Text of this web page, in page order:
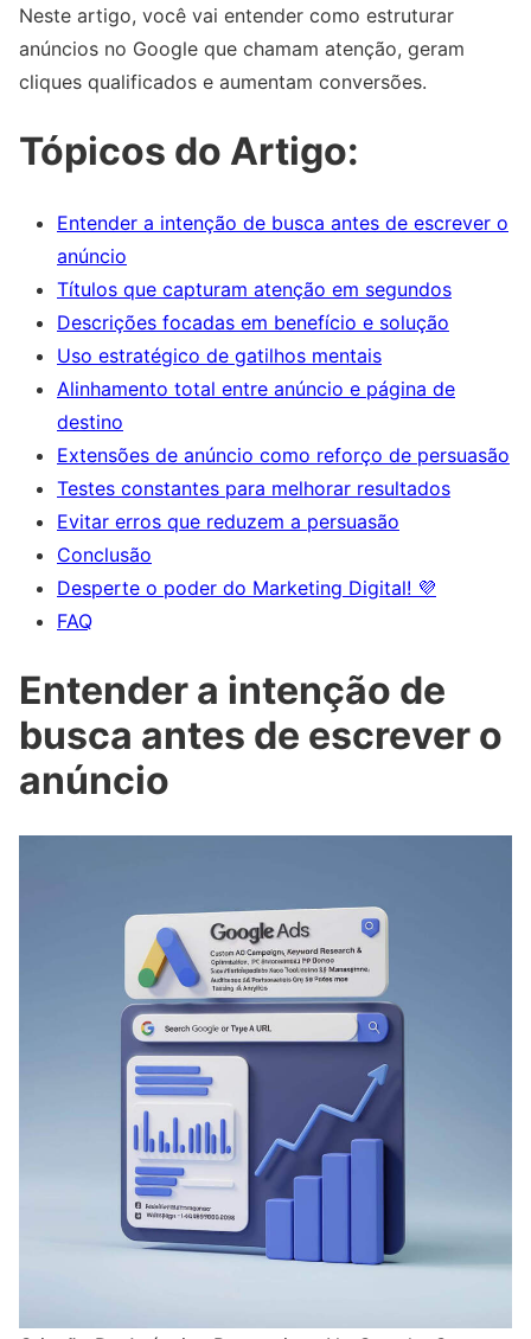
Neste artigo, você vai entender como estruturar
anúncios no Google que chamam atenção, geram
cliques qualificados e aumentam conversões.
Tópicos do Artigo:
Entender a intenção de busca antes de escrever o
anúncio
Títulos que capturam atenção em segundos
Descrições focadas em benefício e solução
Uso estratégico de gatilhos mentais
Alinhamento total entre anúncio e página de
destino
Extensões de anúncio como reforço de persuasão
Testes constantes para melhorar resultados
Evitar erros que reduzem a persuasão
Conclusão
Desperte o poder do Marketing Digital! 💜
FAQ
Entender a intenção de
busca antes de escrever o
anúncio